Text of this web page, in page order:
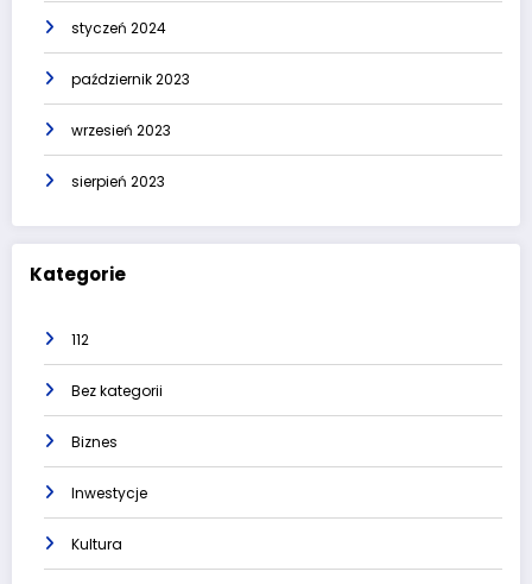
styczeń 2024
październik 2023
wrzesień 2023
sierpień 2023
Kategorie
112
Bez kategorii
Biznes
Inwestycje
Kultura